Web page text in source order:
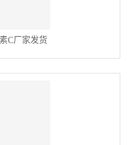
C厂家发货